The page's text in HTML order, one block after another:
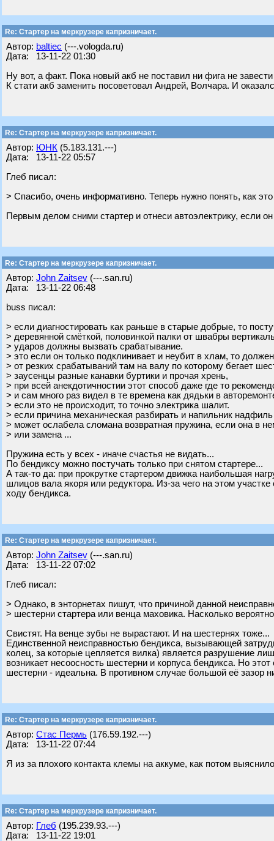
Re: Стартер на меркрузере капризничает.
Автор: baltiec (---.vologda.ru)
Дата: 13-11-22 01:30
Ну вот, а факт. Пока новый акб не поставил ни фига не
К стати акб заменить посоветовал Андрей, Волчара. И
Re: Стартер на меркрузере капризничает.
Автор: ЮНК (5.183.131.---)
Дата: 13-11-22 05:57
Глеб писал:
> Спасибо, очень информативно. Теперь нужно понять, как это
Первым делом сними стартер и отнеси автоэлектрику, если
Re: Стартер на меркрузере капризничает.
Автор: John Zaitsev (---.san.ru)
Дата: 13-11-22 06:48
buss писал:
> если диагностировать как раньше в старые добрые, то
> деревянной смёткой, половинкой палки от швабры
> ударов должны вызвать срабатывание.
> это если он только подклинивает и неубит в хлам, то
> от резких срабатываний там на валу по которому бегает
> заусенцы разные канавки буртики и прочая хрень,
> при всей анекдотичностии этот способ даже где то
> и сам много раз видел в те времена как дядьки в
> если это не происходит, то точно электрика шалит.
> если причина механическая разбирать и напильник
> может ослабела сломана возвратная пружина, если она в
> или замена ...
Пружина есть у всех - иначе счастья не видать...
По бендиксу можно постучать только при снятом стартере...
А так-то да: при прокрутке стартером движка наибольшая
шлицов вала якоря или редуктора. Из-за чего на этом
ходу бендикса.
Re: Стартер на меркрузере капризничает.
Автор: John Zaitsev (---.san.ru)
Дата: 13-11-22 07:02
Глеб писал:
> Однако, в энторнетах пишут, что причиной данной
> шестерни стартера или венца маховика. Насколько
Свистят. На венце зубы не вырастают. И на шестернях тоже...
Единственной неисправностью бендикса, вызывающей
колец, за которые цепляется вилка) является разрушение
возникает несоосность шестерни и корпуса бендикса. Но
шестерни - идеальна. В противном случае большой её зазор
Re: Стартер на меркрузере капризничает.
Автор: Стас Пермь (176.59.192.---)
Дата: 13-11-22 07:44
Я из за плохого контакта клемы на аккуме, как потом
Re: Стартер на меркрузере капризничает.
Автор: Глеб (195.239.93.---)
Дата: 13-11-22 19:01